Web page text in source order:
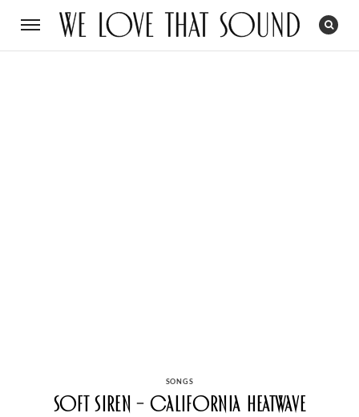
CATEGORIES
SONGS
soft siren – California Heatwave